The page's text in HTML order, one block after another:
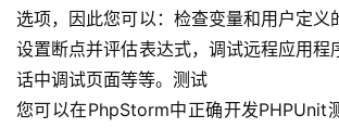
选项，因此您可以：检查变量和用户定义
设置断点并评估表达式，调试远程应用程
话中调试页面等等。测试
您可以在PhpStorm中正确开发PHPUnit